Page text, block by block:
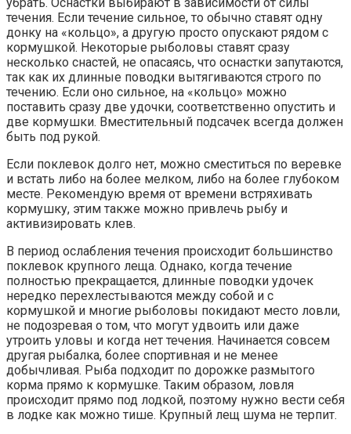
течения. Если течение сильное, то обычно ставят одну
донку на «кольцо», а другую просто опускают рядом с
кормушкой. Некоторые рыболовы ставят сразу
несколько снастей, не опасаясь, что оснастки запутаются,
так как их длинные поводки вытягиваются строго по
течению. Если оно сильное, на «кольцо» можно
поставить сразу две удочки, соответственно опустить и
две кормушки. Вместительный подсачек всегда должен
быть под рукой.
Если поклевок долго нет, можно сместиться по веревке
и встать либо на более мелком, либо на более глубоком
месте. Рекомендую время от времени встряхивать
кормушку, этим также можно привлечь рыбу и
активизировать клев.
В период ослабления течения происходит большинство
поклевок крупного леща. Однако, когда течение
полностью прекращается, длинные поводки удочек
нередко перехлестываются между собой и с
кормушкой и многие рыболовы покидают место ловли,
не подозревая о том, что могут удвоить или даже
утроить уловы и когда нет течения. Начинается совсем
другая рыбалка, более спортивная и не менее
добычливая. Рыба подходит по дорожке размытого
корма прямо к кормушке. Таким образом, ловля
происходит прямо под лодкой, поэтому нужно вести себя
в лодке как можно тише. Крупный лещ шума не терпит.